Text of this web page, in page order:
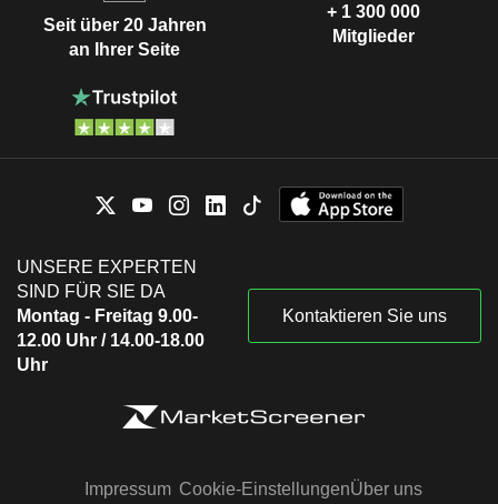
Seit über 20 Jahren
an Ihrer Seite
+ 1 300 000
Mitglieder
UNSERE EXPERTEN
SIND FÜR SIE DA
Montag - Freitag 9.00-
12.00 Uhr / 14.00-18.00
Uhr
Kontaktieren Sie uns
Impressum Cookie-EinstellungenÜber uns